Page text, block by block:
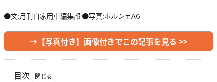
●文:月刊自家用車編集部 ●写真:ポルシェAG
→【写真付き】画像付きでこの記事を見る >>
目次